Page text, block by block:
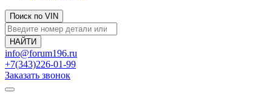
Поиск по VIN
info@forum196.ru
+7(343)226-01-99
Заказать звонок